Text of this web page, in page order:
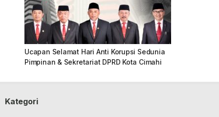
Ucapan Selamat Hari Anti Korupsi Sedunia
Pimpinan & Sekretariat DPRD Kota Cimahi
Kategori